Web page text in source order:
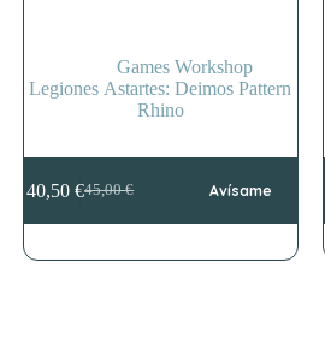
Games Workshop
Legiones Astartes: Deimos Pattern
Rhino
45,00€
El
precio
era:
40,50€El
precio
es:
Avísame